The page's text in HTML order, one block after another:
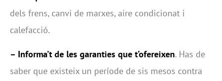
dels frens, canvi de marxes, aire condicionat i
calefacció.
– Informa’t de les garanties que t’ofereixen. Has de
saber que existeix un període de sis mesos contra